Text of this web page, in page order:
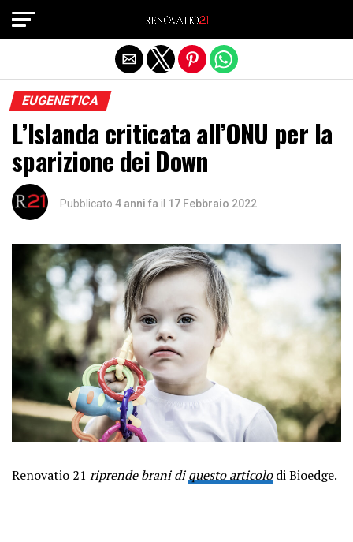
EUGENETICA
L’Islanda criticata all’ONU per la
sparizione dei Down
Pubblicato 4 anni fa il 17 Febbraio 2022
Renovatio 21 riprende brani diquesto articolodi Bioedge.
Exit mobile version